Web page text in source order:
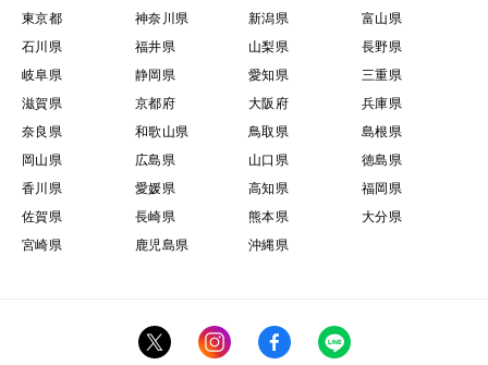
東京都
神奈川県 新潟県
富山県
石川県
福井県 山梨県
長野県
岐阜県
静岡県 愛知県
三重県
滋賀県
京都府 大阪府
兵庫県
奈良県
和歌山県 鳥取県
島根県
岡山県
広島県 山口県
徳島県
香川県
愛媛県 高知県
福岡県
佐賀県
長崎県 熊本県
大分県
宮崎県
鹿児島県 沖縄県